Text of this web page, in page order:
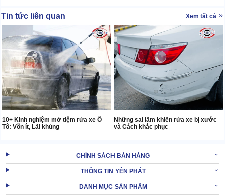
Tin tức liên quan Xem tất cả
10+ Kinh nghiệm mở tiệm rửa xe Ô
Tô: Vỗn ít, Lãi khủng
Những sai lầm khiến rửa xe bị xước
và Cách khắc phục
CHÍNH SÁCH BÁN HÀNG
THÔNG TIN YÊN PHÁT
DANH MỤC SẢN PHẨM